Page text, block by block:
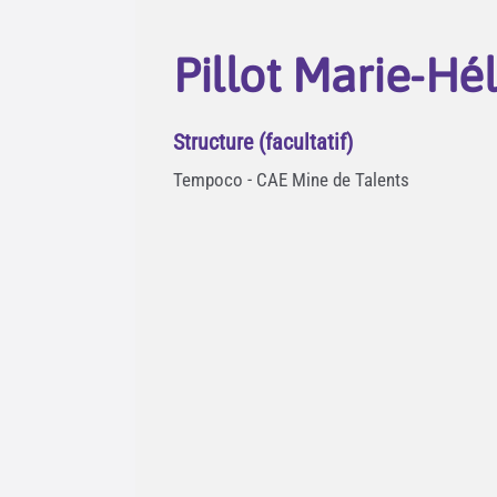
Pillot Marie-
Structure (facultatif)
Tempoco - CAE Mine de Talents